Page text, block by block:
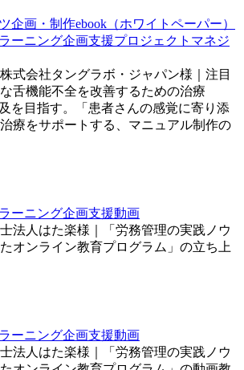
企画・制作ebook（ホワイトペーパー）
ーニング企画支援プロジェクトマネジ
株式会社タングラボ・ジャパン様｜注目
舌機能不全を改善するための治療
及を目指す。「患者さんの感覚に寄り添
療をサポートする、マニュアル制作の
ーニング企画支援動画
法人はた楽様｜「労務管理の実践ノウ
オンライン教育プログラム」の立ち上
ーニング企画支援動画
法人はた楽様｜「労務管理の実践ノウ